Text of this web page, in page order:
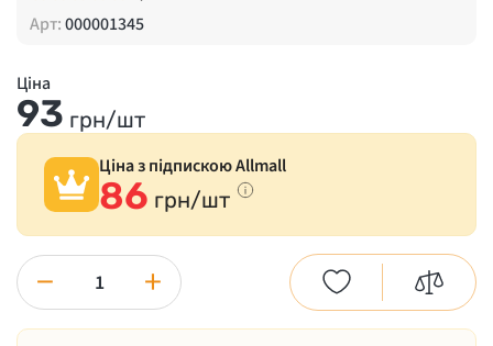
Арт:000001345
Ціна
93 грн/шт
Ціна з підпискою Allmall
86 грн/шт
− +